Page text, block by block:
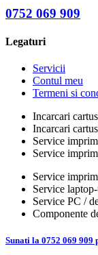
0752 069 909
Legaturi
Servicii
Contul meu
Termeni si
Incarcari
Incarcari
Service
Service
Service
Service
Service PC /
Componente
Sunati la 0752 069